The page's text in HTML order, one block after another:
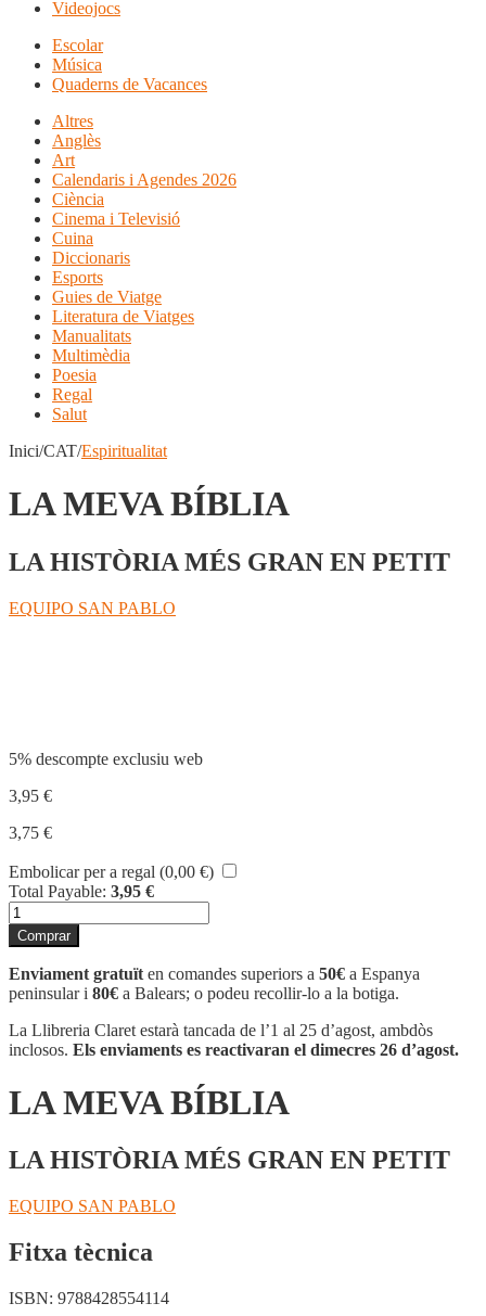
Videojocs
Escolar
Música
Quaderns de Vacances
Altres
Anglès
Art
Calendaris i Agendes 2026
Ciència
Cinema i Televisió
Cuina
Diccionaris
Esports
Guies de Viatge
Literatura de Viatges
Manualitats
Multimèdia
Poesia
Regal
Salut
Inici/CAT/Espiritualitat
LA MEVA BÍBLIA
LA HISTÒRIA MÉS GRAN EN PETIT
EQUIPO SAN PABLO
5% descompte exclusiu web
3,95 €
3,75 €
Embolicar per a regal (0,00 €)
Total Payable: 3,95 €
quantitat
de
LA
MEVA
BÍBLIA
Comprar
Enviament gratuït en comandes superiors a 50€ a Espanya
peninsular i 80€ a Balears; o podeu recollir-lo a la botiga.
La Llibreria Claret estarà tancada de l’1 al 25 d’agost, ambdòs
inclosos. Els enviaments es reactivaran el dimecres 26 d’agost.
LA MEVA BÍBLIA
LA HISTÒRIA MÉS GRAN EN PETIT
EQUIPO SAN PABLO
Fitxa tècnica
ISBN: 9788428554114